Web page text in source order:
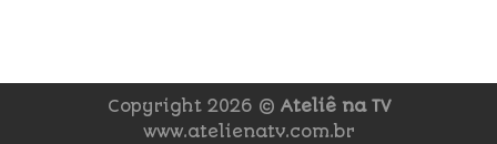
Copyright 2026 © Ateliê na TV
www.atelienatv.com.br